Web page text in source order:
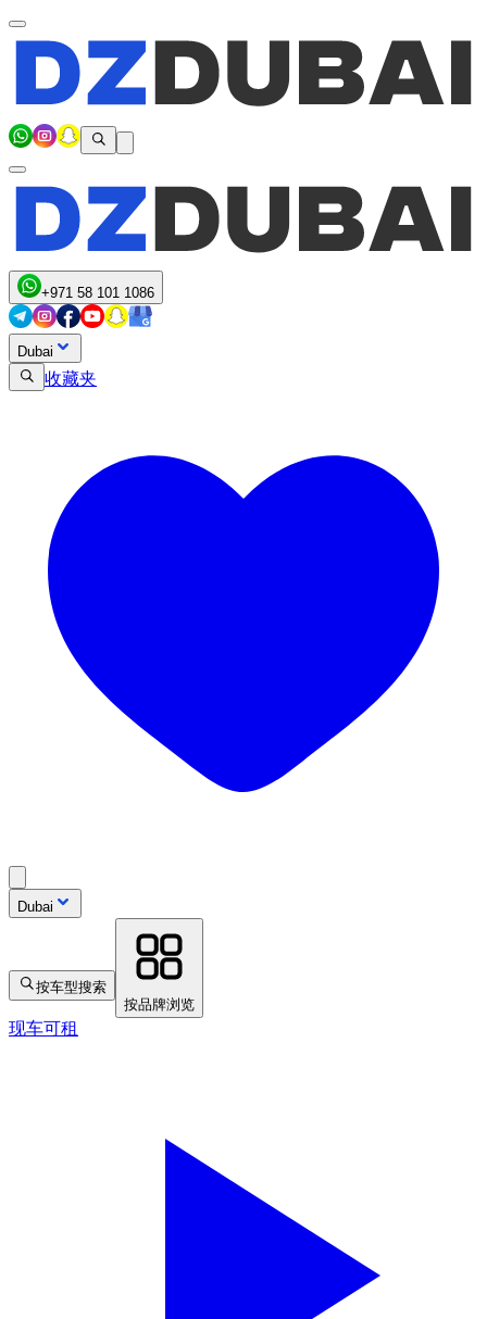
+971 58 101 1086
Dubai
收藏夹
Dubai
按车型搜索
按品牌浏览
现车可租